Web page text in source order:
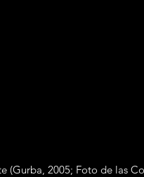
(Gurba, 2005; Foto de las